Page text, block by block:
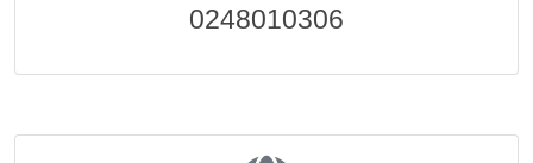
0248010306